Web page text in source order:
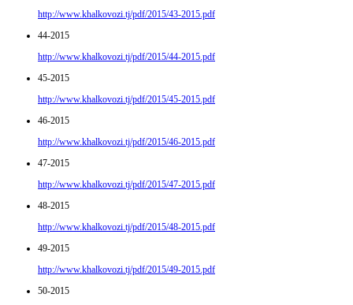
http://www.khalkovozi.tj/pdf/2015/43-2015.pdf
44-2015
http://www.khalkovozi.tj/pdf/2015/44-2015.pdf
45-2015
http://www.khalkovozi.tj/pdf/2015/45-2015.pdf
46-2015
http://www.khalkovozi.tj/pdf/2015/46-2015.pdf
47-2015
http://www.khalkovozi.tj/pdf/2015/47-2015.pdf
48-2015
http://www.khalkovozi.tj/pdf/2015/48-2015.pdf
49-2015
http://www.khalkovozi.tj/pdf/2015/49-2015.pdf
50-2015